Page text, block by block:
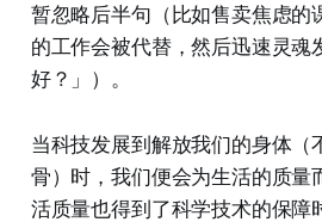
暂忽略后半句（比如售卖焦虑的
的工作会被代替，然后迅速灵魂
好？」）。
当科技发展到解放我们的身体（
骨）时，我们便会为生活的质量
活质量也得到了科学技术的保障